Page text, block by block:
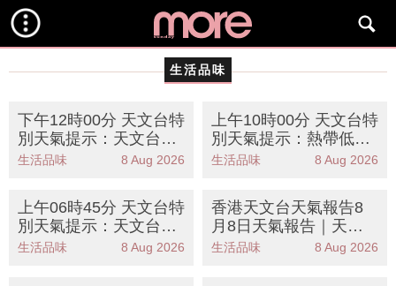
生活品味
下午12時00分 天文台特
別天氣提示：天文台發
出酷熱天氣警告市民需
生活品味 8 Aug 2026
上午10時00分 天文台特
別天氣提示：熱帶低氣
壓對香港威脅不大一號
生活品味 8 Aug 2026
上午06時45分 天文台特
別天氣提示：天文台發
出酷熱天氣警告提醒市
生活品味 8 Aug 2026
香港天文台天氣報告8
月8日天氣報告｜天氣
狀況及未來5天天氣預
生活品味 8 Aug 2026